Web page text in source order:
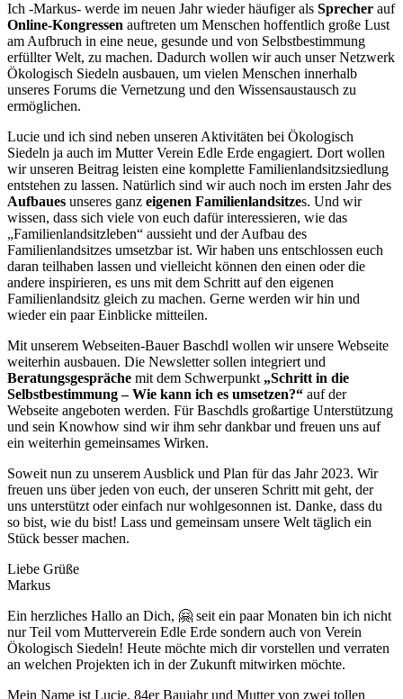
Ich -Markus- werde im neuen Jahr wieder häufiger als Sprecher auf
Online-Kongressen auftreten um Menschen hoffentlich große Lust
am Aufbruch in eine neue, gesunde und von Selbstbestimmung
erfüllter Welt, zu machen. Dadurch wollen wir auch unser Netzwerk
Ökologisch Siedeln ausbauen, um vielen Menschen innerhalb
unseres Forums die Vernetzung und den Wissensaustausch zu
ermöglichen.
Lucie und ich sind neben unseren Aktivitäten bei Ökologisch
Siedeln ja auch im Mutter Verein Edle Erde engagiert. Dort wollen
wir unseren Beitrag leisten eine komplette Familienlandsitzsiedlung
entstehen zu lassen. Natürlich sind wir auch noch im ersten Jahr des
Aufbaues unseres ganz eigenen Familienlandsitzes. Und wir
wissen, dass sich viele von euch dafür interessieren, wie das
„Familienlandsitzleben“ aussieht und der Aufbau des
Familienlandsitzes umsetzbar ist. Wir haben uns entschlossen euch
daran teilhaben lassen und vielleicht können den einen oder die
andere inspirieren, es uns mit dem Schritt auf den eigenen
Familienlandsitz gleich zu machen. Gerne werden wir hin und
wieder ein paar Einblicke mitteilen.
Mit unserem Webseiten-Bauer Baschdl wollen wir unsere Webseite
weiterhin ausbauen. Die Newsletter sollen integriert und
Beratungsgespräche mit dem Schwerpunkt „Schritt in die
Selbstbestimmung – Wie kann ich es umsetzen?“ auf der
Webseite angeboten werden. Für Baschdls großartige Unterstützung
und sein Knowhow sind wir ihm sehr dankbar und freuen uns auf
ein weiterhin gemeinsames Wirken.
Soweit nun zu unserem Ausblick und Plan für das Jahr 2023. Wir
freuen uns über jeden von euch, der unseren Schritt mit geht, der
uns unterstützt oder einfach nur wohlgesonnen ist. Danke, dass du
so bist, wie du bist! Lass und gemeinsam unsere Welt täglich ein
Stück besser machen.
Liebe Grüße
Markus
Ein herzliches Hallo an Dich, 🤗 seit ein paar Monaten bin ich nicht
nur Teil vom Mutterverein Edle Erde sondern auch von Verein
Ökologisch Siedeln! Heute möchte mich dir vorstellen und verraten
an welchen Projekten ich in der Zukunft mitwirken möchte.
Mein Name ist Lucie, 84er Baujahr und Mutter von zwei tollen